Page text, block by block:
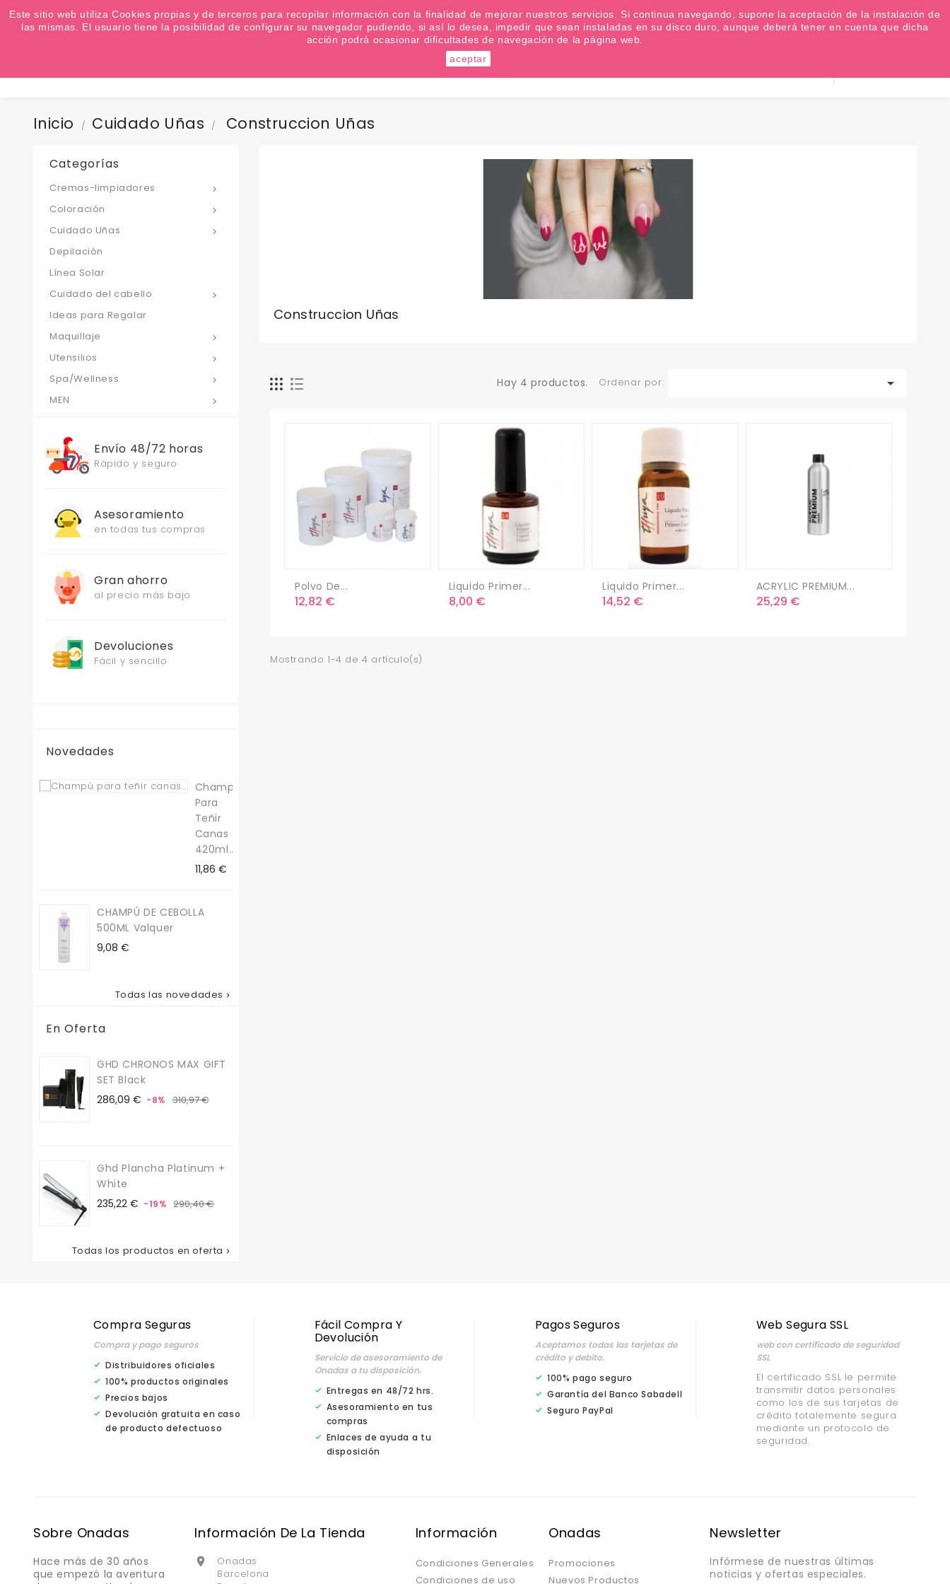
¿Quiere conocer las próximas ofertas del fin de semana? Apúntate a nuestra Newsletter EUR €
Iniciar sesión
Favoritos (0 )
Inicio Cuidado Uñas Construccion Uñas
Categorías

Cremas-limpiadores

Coloración

Cuidado Uñas
Depilación
Línea Solar

Cuidado del cabello
Ideas para Regalar

Maquillaje

Utensilios

Spa/Wellness

MEN
Envío 48/72 horas
Rápido y seguro
Asesoramiento
en todas tus compras
Gran ahorro
al precio más bajo
Devoluciones
Fácil y sencillo
Novedades
Champú
Para
Teñir
Canas
420ml...
Precio
11,86 €
CHAMPÚ DE CEBOLLA
500ML Valquer
Precio
9,08 €
Todas las novedades 
En Oferta
GHD CHRONOS MAX GIFT
SET Black
Precio
286,09 € -8% Precio
310,97 €
Ghd Plancha Platinum +
White
Precio
235,22 € -19% Precio
290,40 €
Todas los productos en oferta 
Construccion Uñas
Hay 4 productos. Ordenar por: 
Polvo De...
Precio
12,82 €
Liquido Primer...
Precio
8,00 €
Liquido Primer...
Precio
14,52 €
ACRYLIC PREMIUM...
Precio
25,29 €
Mostrando 1-4 de 4 artículo(s)
Compra Seguras
Compra y pago seguros
Distribuidores oficiales
100% productos originales
Precios bajos
Devolución gratuita en caso
de producto defectuoso
Fácil Compra Y
Devolución
Servicio de asesoramiento de
Onadas a tu disposición.
Entregas en 48/72 hrs.
Asesoramiento en tus
compras
Enlaces de ayuda a tu
disposición
Pagos Seguros
Aceptamos todas las tarjetas de
crédito y debíto.
100% pago seguro
Garantía del Banco Sabadell
Seguro PayPal
Web Segura SSL
web con certificado de seguridad
SSL
El certificado SSL le permite
transmitir datos personales
como los de sus tarjetas de
crédito totalemente segura
mediante un protocolo de
seguridad.
Sobre Onadas
Hace más de 30 años
que empezó la aventura
Información De La Tienda

Onadas
Barcelona
Información
Condiciones Generales
Condiciones de uso
Onadas
Promociones
Nuevos Productos
Newsletter
Infórmese de nuestras últimas
noticias y ofertas especiales.
Este sitio web utiliza Cookies propias y de terceros para recopilar información con la finalidad de mejorar nuestros servicios. Si continua navegando, supone la aceptación de la instalación de
las mismas. El usuario tiene la posibilidad de configurar su navegador pudiendo, si así lo desea, impedir que sean instaladas en su disco duro, aunque deberá tener en cuenta que dicha
acción podrá ocasionar dificultades de navegación de la página web.
aceptar